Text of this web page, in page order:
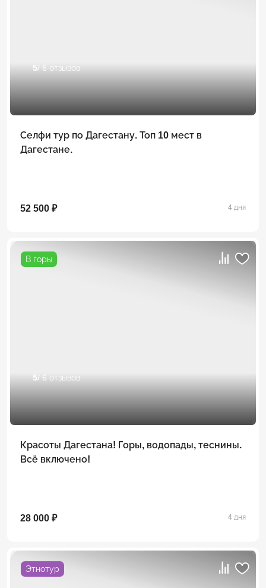
5/ 6 отзывов
Селфи тур по Дагестану. Топ 10 мест в
Дагестане.
52 500 ₽ 4 дня
В горы
5/ 6 отзывов
Красоты Дагестана! Горы, водопады, теснины.
Всё включено!
28 000 ₽ 4 дня
Этнотур